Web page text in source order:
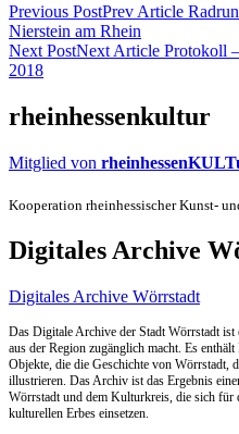
Previous PostPrev Article
Nierstein am Rhein
Next PostNext Article Protokoll
2018
rheinhessenkultur
Mitglied von
Kooperation rheinhessischer Kunst-
Digitales Archive
Digitales Archive Wörrstadt
Das Digitale Archive der Stadt Wörrstadt
aus der Region zugänglich macht. Es
Objekte, die die Geschichte von Wörrstadt,
illustrieren. Das Archiv ist das Ergebnis
Wörrstadt und dem Kulturkreis, die sich für
kulturellen Erbes einsetzen.